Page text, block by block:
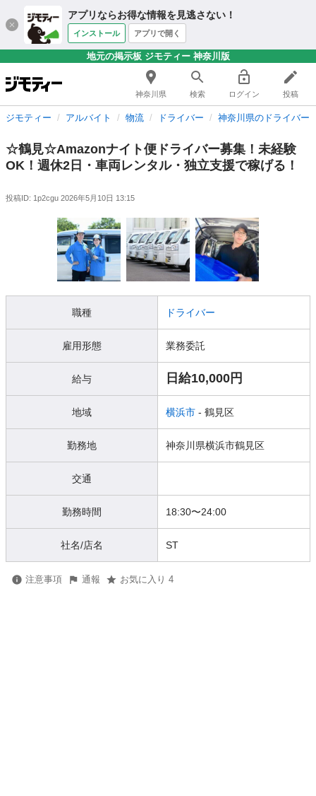
アプリならお得な情報を見逃さない！
インストール アプリで開く
地元の掲示板 ジモティー 神奈川版
神奈川県 検索 ログイン 投稿
ジモティー アルバイト 物流 ドライバー 神奈川県のドライバー
☆鶴見☆Amazonナイト便ドライバー募集！未経験
OK！週休2日・車両レンタル・独立支援で稼げる！
投稿ID: 1p2cgu 2026年5月10日 13:15
職種 ドライバー
雇用形態 業務委託
給与 日給10,000円
地域 横浜市 - 鶴見区
勤務地 神奈川県横浜市鶴見区
交通
勤務時間 18:30〜24:00
社名/店名 ST
注意事項 通報 お気に入り 4